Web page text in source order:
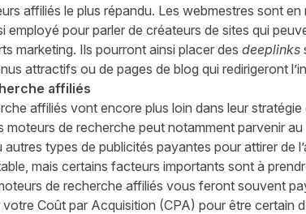
affiliés le plus répandu. Les webmestres sont
employé pour parler de créateurs de sites qui
marketing. Ils pourront ainsi placer des deeplinks
attractifs ou de pages de blog qui redirigeront
affiliés
affiliés vont encore plus loin dans leur
moteurs de recherche peut notamment parvenir
types de publicités payantes pour attirer de
mais certains facteurs importants sont à
de recherche affiliés vous feront souvent
votre Coût par Acquisition (CPA) pour être certain